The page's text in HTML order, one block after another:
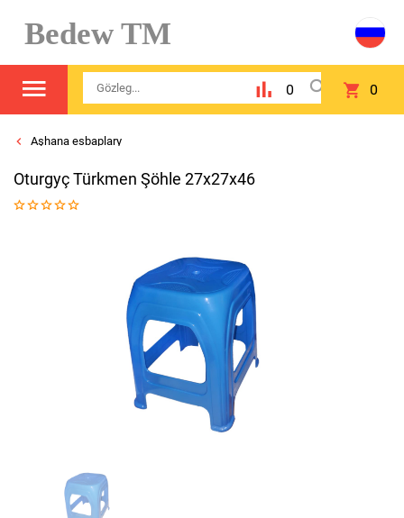
Bedew TM
0 0
Aşhana esbaplary
Oturgyç Türkmen Şöhle 27x27x46